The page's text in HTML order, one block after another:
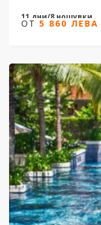
11 дни/8 нощувки
ОТ5 860
ОТ 5 860 ЛЕВА